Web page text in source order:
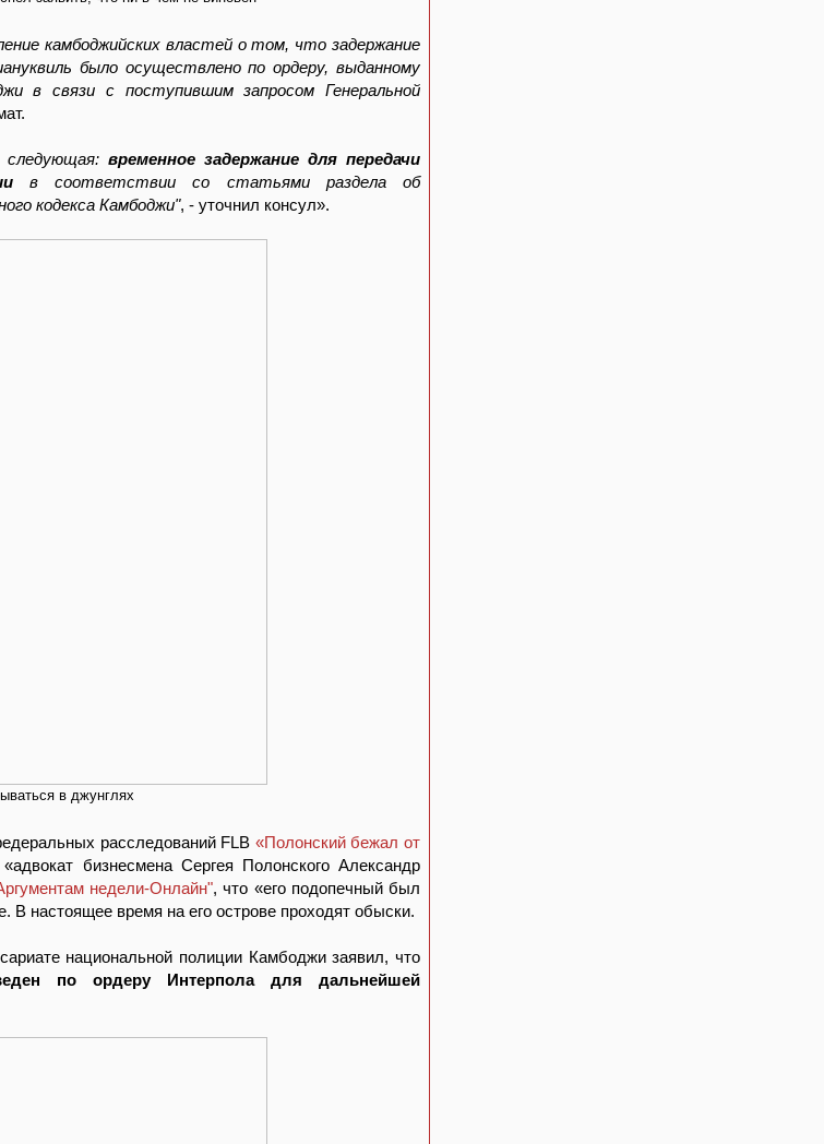
камбоджийских властей о том, что задержание
было осуществлено по ордеру, выданному
в связи с поступившим запросом Генеральной
следующая:временное задержание для передачи
в соответствии со статьями раздела об
кодекса Камбоджи", - уточнил консул».
в джунглях
расследований FLB «Полонский бежал от
«адвокат бизнесмена Сергея Полонского Александр
недели-Онлайн", что «его подопечный был
В настоящее время на его острове проходят обыски.
национальной полиции Камбоджи заявил, что
по ордеру Интерпола для дальнейшей